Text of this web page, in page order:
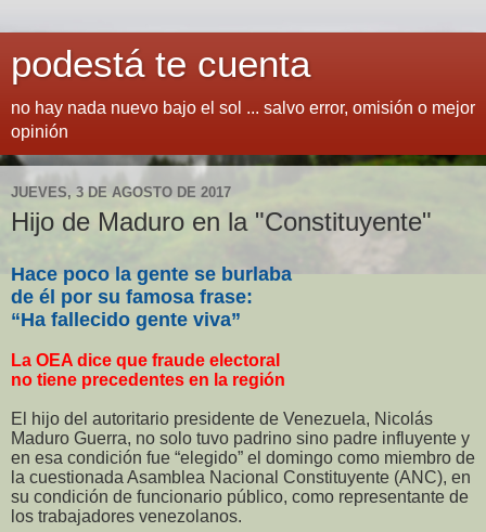
podestá te cuenta
no hay nada nuevo bajo el sol ... salvo error, omisión o mejor
opinión
JUEVES, 3 DE AGOSTO DE 2017
Hijo de Maduro en la "Constituyente"
Hace poco la gente se burlaba
de él por su famosa frase:
“Ha fallecido gente viva”
La OEA dice que fraude electoral
no tiene precedentes en la región
El hijo del autoritario presidente de Venezuela, Nicolás
Maduro Guerra, no solo tuvo padrino sino padre influyente y
en esa condición fue “elegido” el domingo como miembro de
la cuestionada Asamblea Nacional Constituyente (ANC), en
su condición de funcionario público, como representante de
los trabajadores venezolanos.